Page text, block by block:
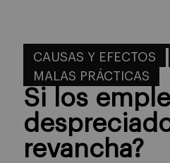
CAUSAS Y EFECTOS
MALAS PRÁCTICAS
Si los
revancha?